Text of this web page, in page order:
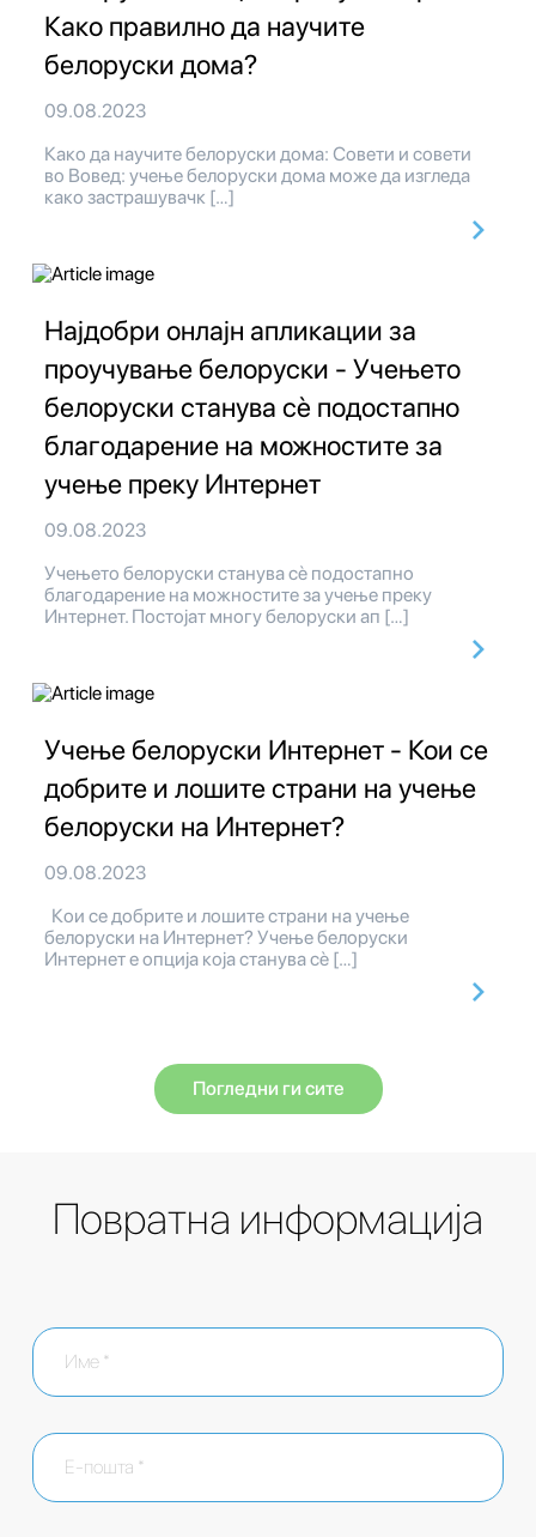
Како правилно да научите
белоруски дома?
09.08.2023
Како да научите белоруски дома: Совети и совети
во Вовед: учење белоруски дома може да изгледа
како застрашувачк […]
Најдобри онлајн апликации за
проучување белоруски - Учењето
белоруски станува сè подостапно
благодарение на можностите за
учење преку Интернет
09.08.2023
Учењето белоруски станува сè подостапно
благодарение на можностите за учење преку
Интернет. Постојат многу белоруски ап […]
Учење белоруски Интернет - Кои се
добрите и лошите страни на учење
белоруски на Интернет?
09.08.2023
Кои се добрите и лошите страни на учење
белоруски на Интернет? Учење белоруски
Интернет е опција која станува сè […]
Погледни ги сите
Повратна информација